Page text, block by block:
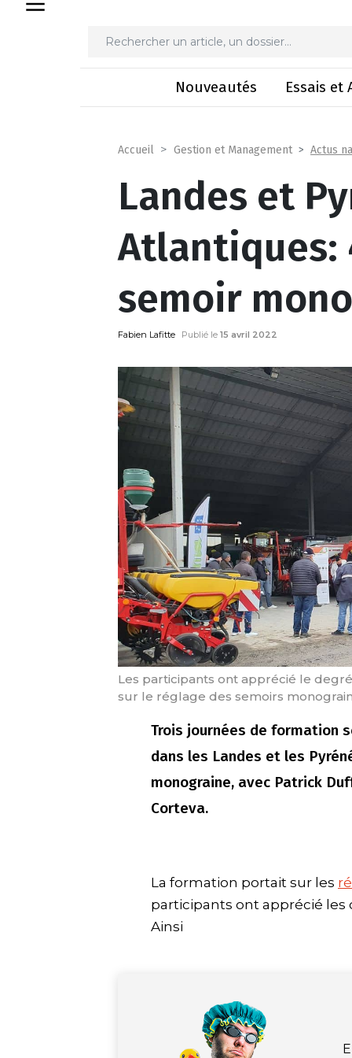
Nouveautés Essais et
Accueil Gestion et Management Actus
Landes et
Atlantiques:
semoir
Fabien Lafitte Publié le 15 avril 2022
Les participants ont apprécié le
sur le réglage des semoirs
Trois journées de formation
dans les Landes et les
monograine, avec Patrick
Corteva.
La formation portait sur les
participants ont apprécié les
Ainsi